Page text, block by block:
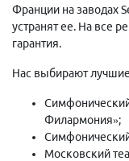
Франции на заводах
устранят ее. На все
гарантия.
Нас выбирают
Филармония»;
Московский